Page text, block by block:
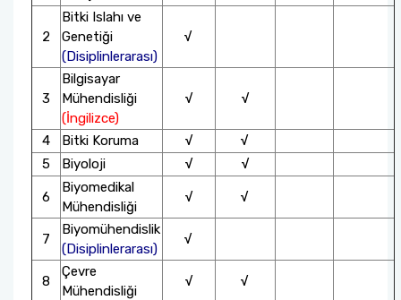
2
Bitki Islahı ve
Genetiği
(Disiplinlerarası)
√
3
Bilgisayar
Mühendisliği
(İngilizce)
√ √
4 Bitki Koruma √
√
5
Biyoloji √ √
6
Biyomedikal
Mühendisliği
√ √
7
Biyomühendislik
(Disiplinlerarası)
√
8
Çevre
Mühendisliği
√ √
Organizasyon Şeması
Tez Veri Giriş Formu
Tez Savunma ve Yeterlik Sınavlarının E-İmza ile
Yürütülmesi
YÖK Ulusal Tez Merkezi